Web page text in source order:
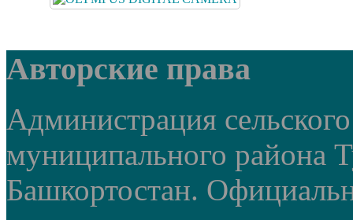
Авторские права
Администрация
муниципального района
Башкортостан.